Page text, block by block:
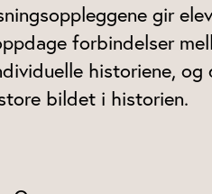
gir
forbindelser
historiene, og
bildet i historien.